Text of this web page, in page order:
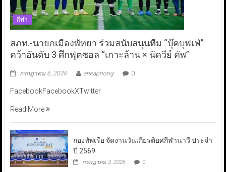
กีฬา
สภท.-นายกเมืองพัทยา ร่วมสนับสนุนทีม “บุ๊คบุฟเฟ่”
คว้าอันดับ 3 ศึกฟุตซอล “เกาะล้าน × นัควีย์ คัพ”
กรกฎาคม 6, 2026 aneaphong 0
FacebookFacebookXTwitter
Read More
กองทัพเรือ จัดงานวันเกียรติยศกีฬานาวี ประจำ
ปี 2569
กรกฎาคม 3, 2026 0